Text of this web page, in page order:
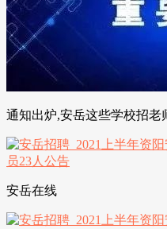
通知出炉,安岳这些学校招老
安岳在线